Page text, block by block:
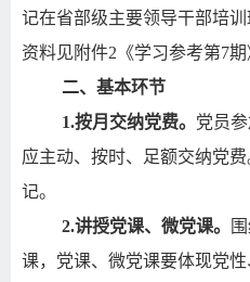
记在省部级主要领导干部培
资料见附件2 《学习参考第7期
二、基本环节
1.按月交纳党费。 党员
应主动、按时、足额交纳党
记。
2.讲授党课、微党课。
课，党课、微党课要体现党